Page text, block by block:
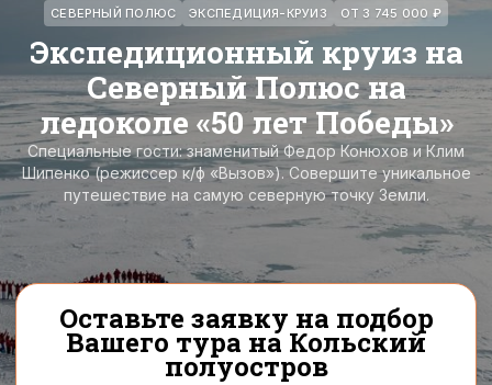
СЕВЕРНЫЙ ПОЛЮС ЭКСПЕДИЦИЯ-КРУИЗ ОТ 3 745 000 ₽
Экспедиционный круиз на
Северный Полюс на
ледоколе «50 лет Победы»
Специальные гости: знаменитый Федор Конюхов и Клим
Шипенко (режиссер к/ф «Вызов»). Совершите уникальное
путешествие на самую северную точку Земли.
Оставьте заявку на подбор
Вашего тура на Кольский
полуостров